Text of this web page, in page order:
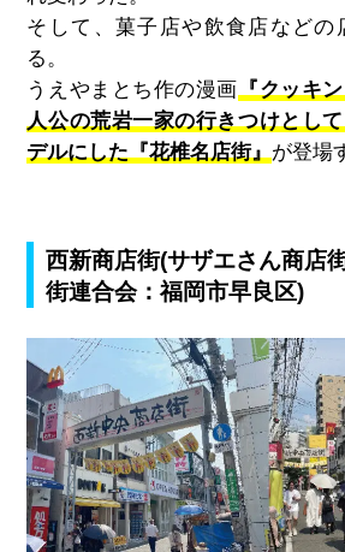
そして、菓子店や飲食店などの
る。
うえやまとち作の漫画 『クッキ
人公の荒岩一家の行きつけとし
デルにした『花椎名店街』 が登場
西新商店街(サザエさん商店
街連合会：福岡市早良区)